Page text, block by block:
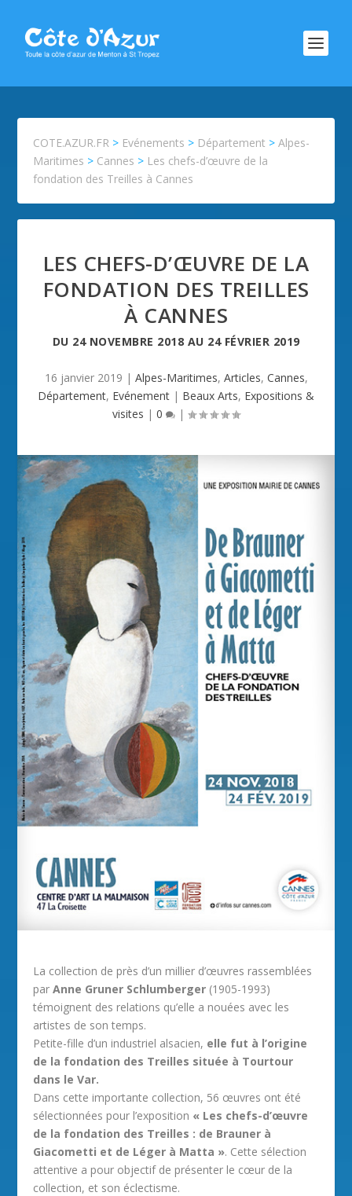
COTE.AZUR.FR > Evénements > Département >Alpes-
Maritimes > Cannes > Les chefs-d’œuvre de la
fondation des Treilles à Cannes
LES CHEFS-D’ŒUVRE DE LA
FONDATION DES TREILLES
À CANNES
DU 24 NOVEMBRE 2018 AU 24 FÉVRIER 2019
16 janvier 2019 | Alpes-Maritimes, Articles, Cannes,
Département, Evénement | Beaux Arts, Expositions &
visites | 0 |
La collection de près d’un millier d’œuvres rassemblées
parAnne Gruner Schlumberger (1905-1993)
témoignent des relations qu’elle a nouées avec les
artistes de son temps.
Petite-fille d’un industriel alsacien, elle fut à l’origine
de la fondation des Treilles située à Tourtour
dans le Var.
Dans cette importante collection, 56 œuvres ont été
sélectionnées pour l’exposition « Les chefs-d’œuvre
de la fondation des Treilles : de Brauner à
Giacometti et de Léger à Matta ». Cette sélection
attentive a pour objectif de présenter le cœur de la
collection, et son éclectisme.